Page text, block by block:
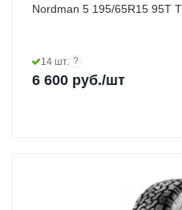
Nordman 5 195/65R15 95T
14 шт. ?
6 600 руб./шт